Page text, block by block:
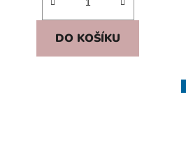
DO KOŠÍKU